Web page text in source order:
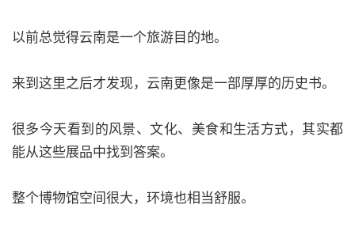
以前总觉得云南是一个旅游目的地。
来到这里之后才发现，云南更像是一部厚厚的历史书。
很多今天看到的风景、文化、美食和生活方式，其实都
能从这些展品中找到答案。
整个博物馆空间很大，环境也相当舒服。